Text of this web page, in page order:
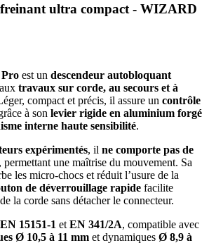
freinant ultra compact - WIZARD
est un descendeur autobloquant
travaux sur corde, au secours et à
compact et précis, il assure un contrôle
à son levier rigide en aluminium forgé
interne haute sensibilité.
expérimentés, il ne comporte pas de
, permettant une maîtrise du mouvement. Sa
les micro-chocs et réduit l’usure de la
de déverrouillage rapide facilite
la corde sans détacher le connecteur.
EN 15151-1 etEN 341/2A, compatible avec
Ø 10,5 à 11 mm et dynamiques Ø 8,9 à